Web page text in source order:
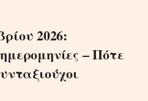
2026:
– Πότε